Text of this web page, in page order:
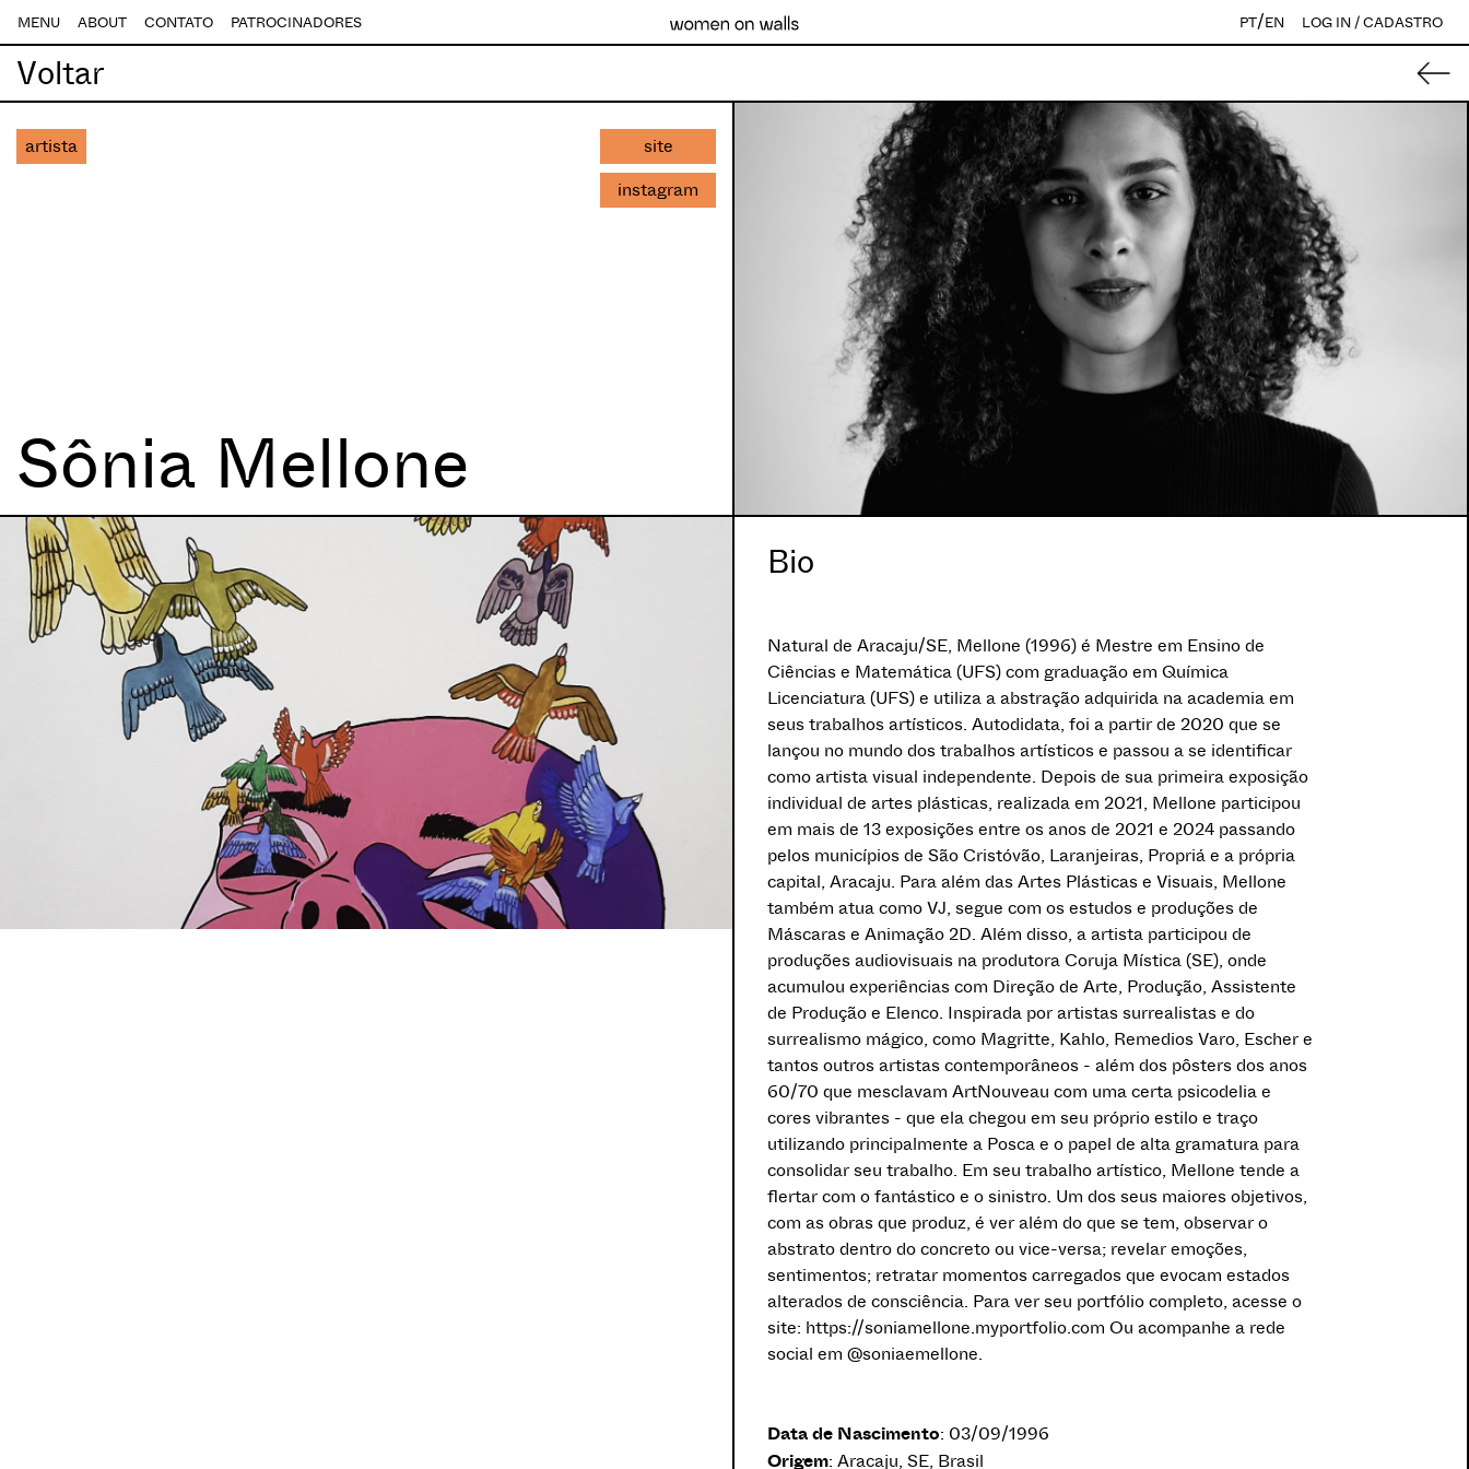
MENU ABOUT CONTATO PATROCINADORES PT/EN LOG IN / CADASTRO
Voltar
artista
site
instagram
Sônia Mellone
Bio
Natural de Aracaju/SE, Mellone (1996) é Mestre em Ensino de
Ciências e Matemática (UFS) com graduação em Química
Licenciatura (UFS) e utiliza a abstração adquirida na academia em
seus trabalhos artísticos. Autodidata, foi a partir de 2020 que se
lançou no mundo dos trabalhos artísticos e passou a se identificar
como artista visual independente. Depois de sua primeira exposição
individual de artes plásticas, realizada em 2021, Mellone participou
em mais de 13 exposições entre os anos de 2021 e 2024 passando
pelos municípios de São Cristóvão, Laranjeiras, Propriá e a própria
capital, Aracaju. Para além das Artes Plásticas e Visuais, Mellone
também atua como VJ, segue com os estudos e produções de
Máscaras e Animação 2D. Além disso, a artista participou de
produções audiovisuais na produtora Coruja Mística (SE), onde
acumulou experiências com Direção de Arte, Produção, Assistente
de Produção e Elenco. Inspirada por artistas surrealistas e do
surrealismo mágico, como Magritte, Kahlo, Remedios Varo, Escher e
tantos outros artistas contemporâneos - além dos pôsters dos anos
60/70 que mesclavam ArtNouveau com uma certa psicodelia e
cores vibrantes - que ela chegou em seu próprio estilo e traço
utilizando principalmente a Posca e o papel de alta gramatura para
consolidar seu trabalho. Em seu trabalho artístico, Mellone tende a
flertar com o fantástico e o sinistro. Um dos seus maiores objetivos,
com as obras que produz, é ver além do que se tem, observar o
abstrato dentro do concreto ou vice-versa; revelar emoções,
sentimentos; retratar momentos carregados que evocam estados
alterados de consciência. Para ver seu portfólio completo, acesse o
site: https://soniamellone.myportfolio.com Ou acompanhe a rede
social em @soniaemellone.
Data de Nascimento: 03/09/1996
Origem: Aracaju, SE, Brasil